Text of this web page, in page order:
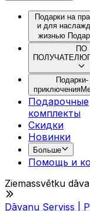
Подарки на
и для
жизнью
ПО
ПОЛУЧАТЕЛЮ
Подарки-
приключения
Подарочные
комплекты
Скидки
Новинки
Больше
Помощь и
Ziemassvētku
Dāvanu Serviss |